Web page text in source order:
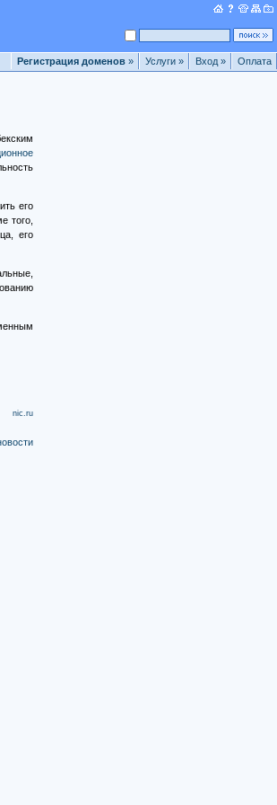
Оплата
Вход»
Услуги»
Регистрация доменов»
его
того,
его
nic.ru